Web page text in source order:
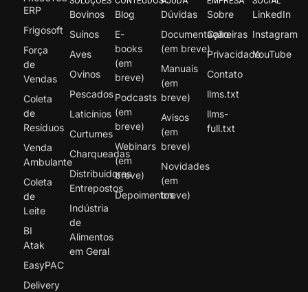
ERP
Frigosoft
Força
de
Vendas
Coleta
de
Resíduos
Venda
Ambulante
Coleta
de
Leite
BI
Atak
EasyPAC
Delivery
Bovinos
Suínos
Aves
Ovinos
Pescados
Laticínios
Curtumes
Charqueadas
Distribuidores
Entrepostos
Indústria
de
Alimentos
em Geral
Blog
E-
books
(em
breve)
Podcasts
(em
breve)
Webinars
(em
breve)
Depoimentos
Dúvidas
Documentação
(em breve)
Manuais
(em
breve)
Avisos
(em
breve)
Novidades
(em
breve)
Sobre
Carreiras
Privacidade
Contato
llms.txt
llms-
full.txt
LinkedIn
Instagram
YouTube